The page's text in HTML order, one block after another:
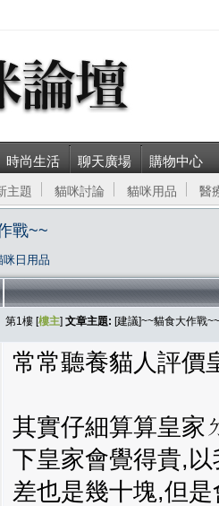
時尚生活 聊天廣場 購物中心
主題 貓咪討論 貓咪用品 醫
戰~~
咪日用品
第1樓 [樓主] 文章主題: [建議]~~貓食大作戰~~
常常聽養貓人評價
其實仔細算算皇家
下皇家會覺得貴,
差也是幾十塊,但